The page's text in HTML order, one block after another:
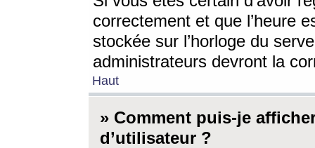
correctement et que l’heure
stockée sur l’horloge du
administrateurs devront la
Haut
» Comment puis-je
d’utilisateur ?